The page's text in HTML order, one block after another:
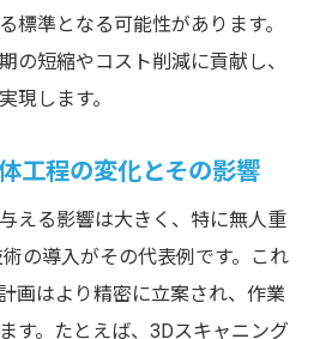
標準となる可能性があります。
の短縮やコスト削減に貢献し、
現します。
工程の変化とその影響
える影響は大きく、特に無人重
の導入がその代表例です。これ
画はより精密に立案され、作業
す。たとえば、3Dスキャニング